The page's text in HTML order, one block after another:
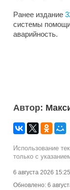
Ранее издание
системы
аварийность.
Автор:
Использование
только с
6 августа 2026 15:25
Обновлено: 6